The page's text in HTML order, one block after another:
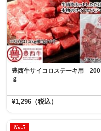
豊西牛サイコロステーキ用 200
ｇ
¥1,296（税込）
No.5